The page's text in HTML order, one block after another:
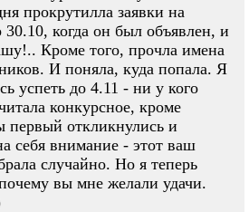
прокрутилла заявки на
30.10, когда он был объявлен, и
Кроме того, прочла имена
И поняла, куда попала. Я
успеть до 4.11 - ни у кого
конкурсное, кроме
первый откликнулись и
себя внимание - этот ваш
случайно. Но я теперь
вы мне желали удачи.